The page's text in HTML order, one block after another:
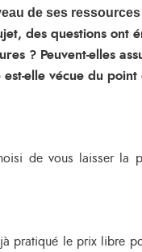
de ses
des questions ont
? Peuvent-elles
elle vécue du point
de vous laisser la
pratiqué le prix libre